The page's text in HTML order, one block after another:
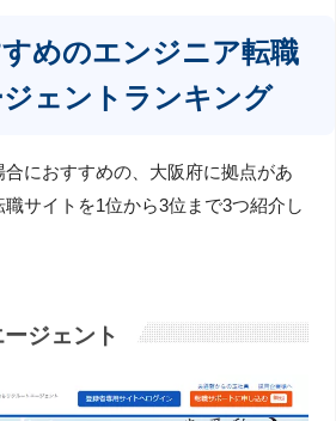
めのエンジニア転職
ェントランキング
におすすめの、大阪府に拠点があ
サイトを1位から3位まで3つ紹介し
ジェント